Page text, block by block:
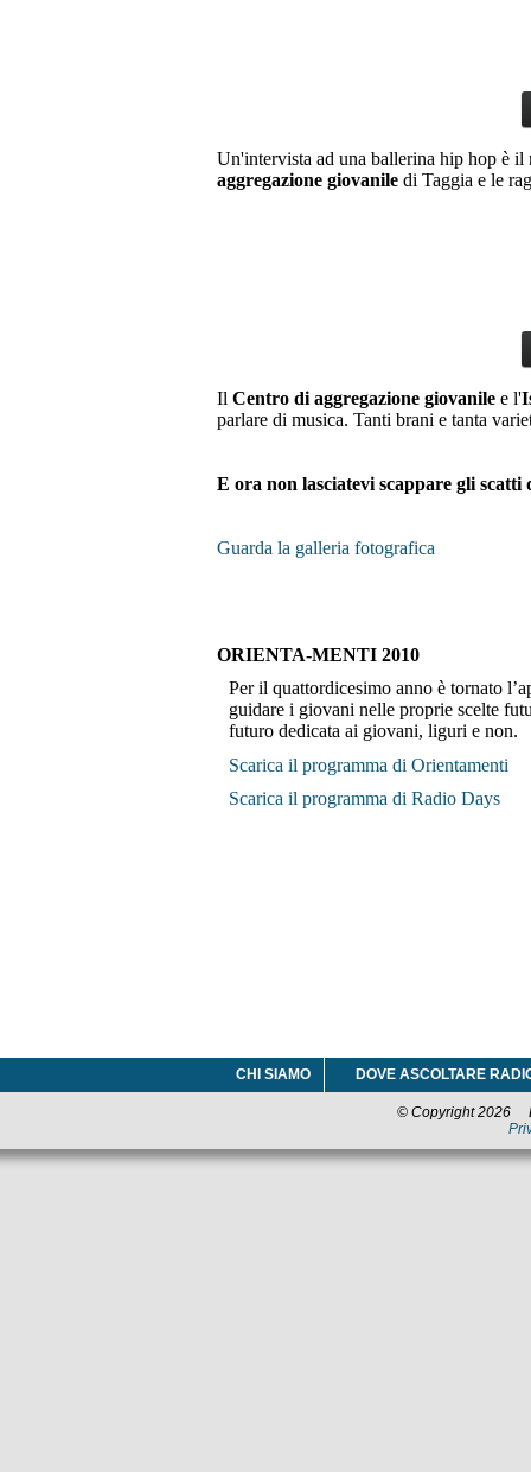
Un'intervista ad una ballerina hip hop è
aggregazione giovanile di Taggia e le
Il Centro di aggregazione giovanile e l'
parlare di musica. Tanti brani e tanta
E ora non lasciatevi scappare gli scatti
Guarda la galleria fotografica
ORIENTA-MENTI 2010
Per il quattordicesimo anno è tornato
guidare i giovani nelle proprie scelte
futuro dedicata ai giovani, liguri e non.
Scarica il programma di Orientamenti
Scarica il programma di Radio Days
CHI SIAMO DOVE ASCOLTARE
© Copyright 2026